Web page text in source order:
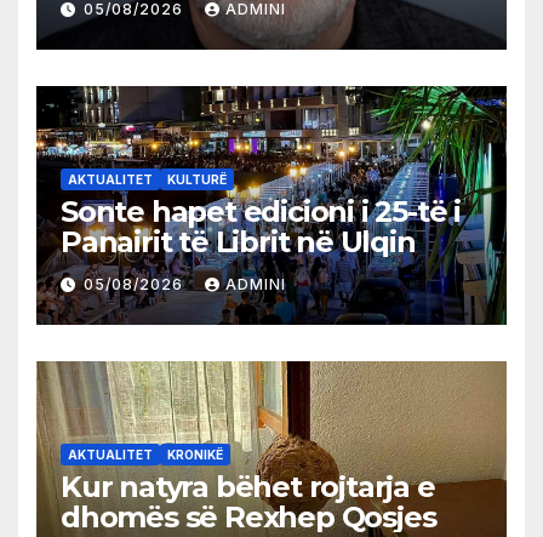
05/08/2026 ADMINI
AKTUALITET KULTURË
Sonte hapet edicioni i 25-të i
Panairit të Librit në Ulqin
05/08/2026 ADMINI
AKTUALITET KRONIKË
Kur natyra bëhet rojtarja e
dhomës së Rexhep Qosjes